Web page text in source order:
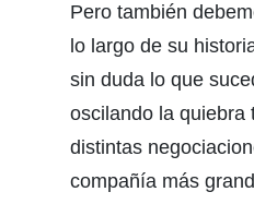
Pero también
lo largo de su
sin duda lo que
oscilando la quiebra
distintas
compañía más